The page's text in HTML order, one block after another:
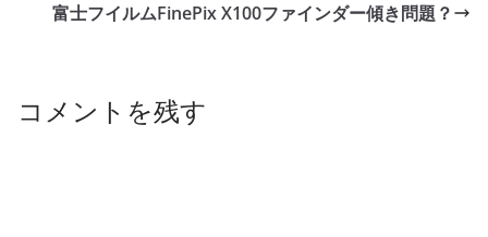
富士フイルムFinePix X100ファインダー傾き問題？
コメントを残す